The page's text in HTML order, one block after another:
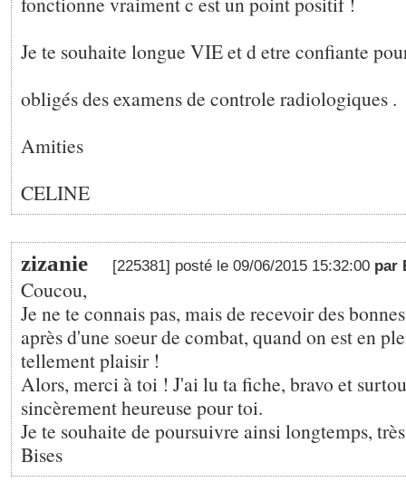
Je te souhaite longue VIE et d etre confiante
obligés des examens de controle radiologiques .
Amities
CELINE
zizanie [225381] posté le 09/06/2015 15:32:00 par
Coucou,
Je ne te connais pas, mais de recevoir des
après d'une soeur de combat, quand on est en
tellement plaisir !
Alors, merci à toi ! J'ai lu ta fiche, bravo et
sincèrement heureuse pour toi.
Je te souhaite de poursuivre ainsi longtemps,
Bises